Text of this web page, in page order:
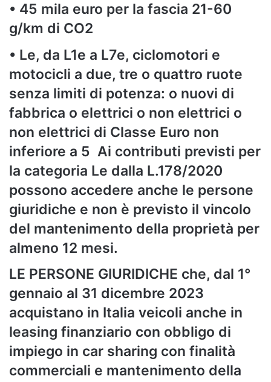
• 45 mila euro per la fascia 21-60
g/km di CO2
• Le, da L1e a L7e, ciclomotori e
motocicli a due, tre o quattro ruote
senza limiti di potenza: o nuovi di
fabbrica o elettrici o non elettrici o
non elettrici di Classe Euro non
inferiore a 5 Ai contributi previsti per
la categoria Le dalla L.178/2020
possono accedere anche le persone
giuridiche e non è previsto il vincolo
del mantenimento della proprietà per
almeno 12 mesi.
LE PERSONE GIURIDICHE che, dal 1°
gennaio al 31 dicembre 2023
acquistano in Italia veicoli anche in
leasing finanziario con obbligo di
impiego in car sharing con finalità
commerciali e mantenimento della